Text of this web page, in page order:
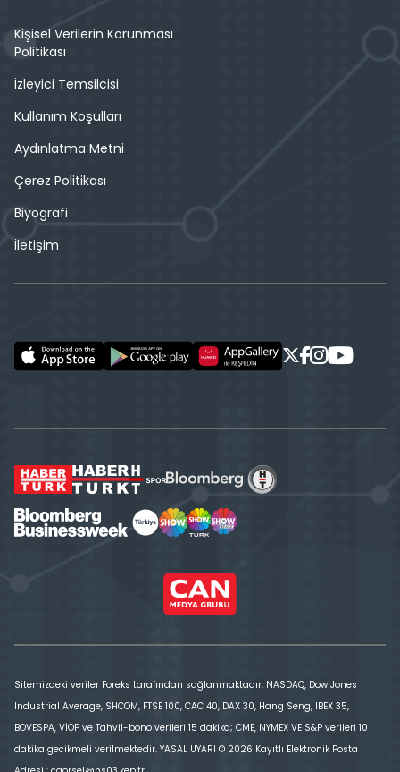
Kişisel Verilerin Korunması
Politikası
İzleyici Temsilcisi
Kullanım Koşulları
Aydınlatma Metni
Çerez Politikası
Biyografi
İletişim
Sitemizdeki veriler Foreks tarafından sağlanmaktadır. NASDAQ, Dow Jones
Industrial Average, SHCOM, FTSE 100, CAC 40, DAX 30, Hang Seng, IBEX 35,
BOVESPA, VİOP ve Tahvil-bono verileri 15 dakika; CME, NYMEX VE S&P verileri 10
dakika gecikmeli verilmektedir. YASAL UYARI © 2026 Kayıtlı Elektronik Posta